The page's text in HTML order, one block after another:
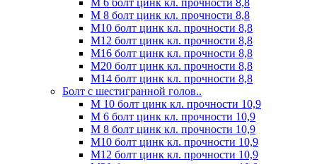
М 6 болт цинк кл. прочности 8,8
М 8 болт цинк кл. прочности 8,8
М10 болт цинк кл. прочности 8,8
М12 болт цинк кл. прочности 8,8
М16 болт цинк кл. прочности 8,8
М20 болт цинк кл. прочности 8,8
М14 болт цинк кл. прочности 8,8
Болт с шестигранной голов..
М 10 болт цинк кл. прочности 10,9
М 6 болт цинк кл. прочности 10,9
М 8 болт цинк кл. прочности 10,9
М10 болт цинк кл. прочности 10,9
М12 болт цинк кл. прочности 10,9